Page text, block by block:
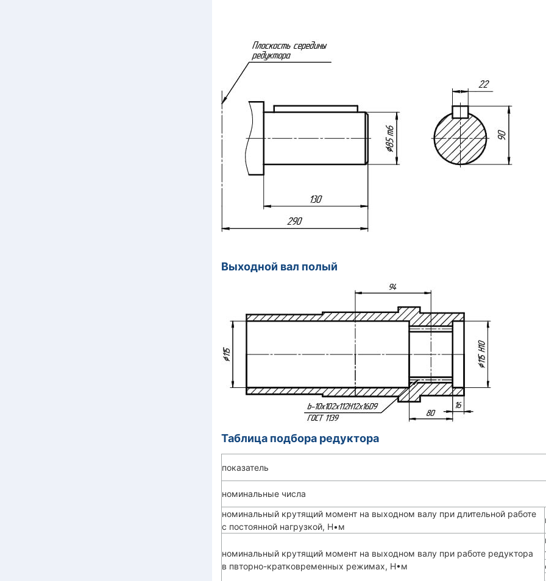
Выходной вал полый
Таблица подбора редуктора
показатель
номинальные числа
номинальный крутящий момент на выходном валу при длительной работе
с постоянной нагрузкой, Н•м
номинальный крутящий момент на выходном валу при работе редуктора
в пвторно-кратковременных режимах, H•м